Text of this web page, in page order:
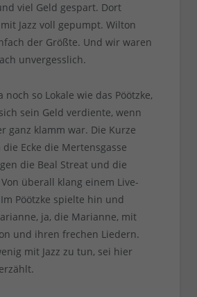
viel Geld gespart. Dort
Jazz voll gepumpt. Wilton
der Größte. Und wir waren
unvergesslich.
noch so Lokale wie das Pöötzke,
sein Geld verdiente, wenn
ganz klamm war. Die Kurze
Ecke die Mertensgasse
die Beal Streat und die
überall klang einem Live-
Pöötzke spielte hin und
ja, die Marianne, mit
und ihren frechen Liedern.
mit Jazz zu tun, sei hier